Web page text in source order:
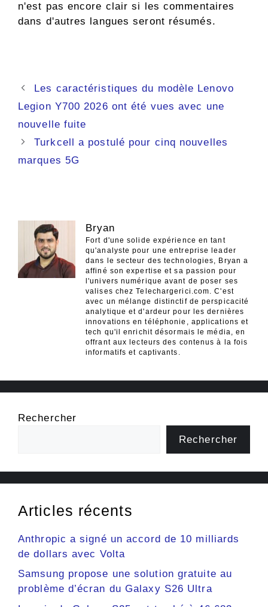
n'est pas encore clair si les commentaires
dans d'autres langues seront résumés.
Navigation
des
Les caractéristiques du modèle Lenovo
Legion Y700 2026 ont été vues avec une
nouvelle fuite
Turkcell a postulé pour cinq nouvelles
marques 5G
Bryan
Fort d'une solide expérience en tant
qu'analyste pour une entreprise leader
dans le secteur des technologies, Bryan a
affiné son expertise et sa passion pour
l'univers numérique avant de poser ses
valises chez Telechargerici.com. C'est
avec un mélange distinctif de perspicacité
analytique et d'ardeur pour les dernières
innovations en téléphonie, applications et
tech qu'il enrichit désormais le média, en
offrant aux lecteurs des contenus à la fois
informatifs et captivants.
Rechercher
Rechercher
Articles récents
Anthropic a signé un accord de 10 milliards
de dollars avec Volta
Samsung propose une solution gratuite au
problème d’écran du Galaxy S26 Ultra